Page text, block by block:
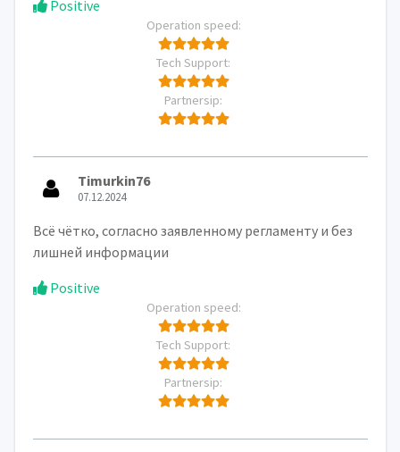
Positive
Operation speed:
Tech Support:
Partnersip:
Timurkin76
07.12.2024
Всё чётко, согласно заявленному регламенту и без
лишней информации
Positive
Operation speed:
Tech Support:
Partnersip: